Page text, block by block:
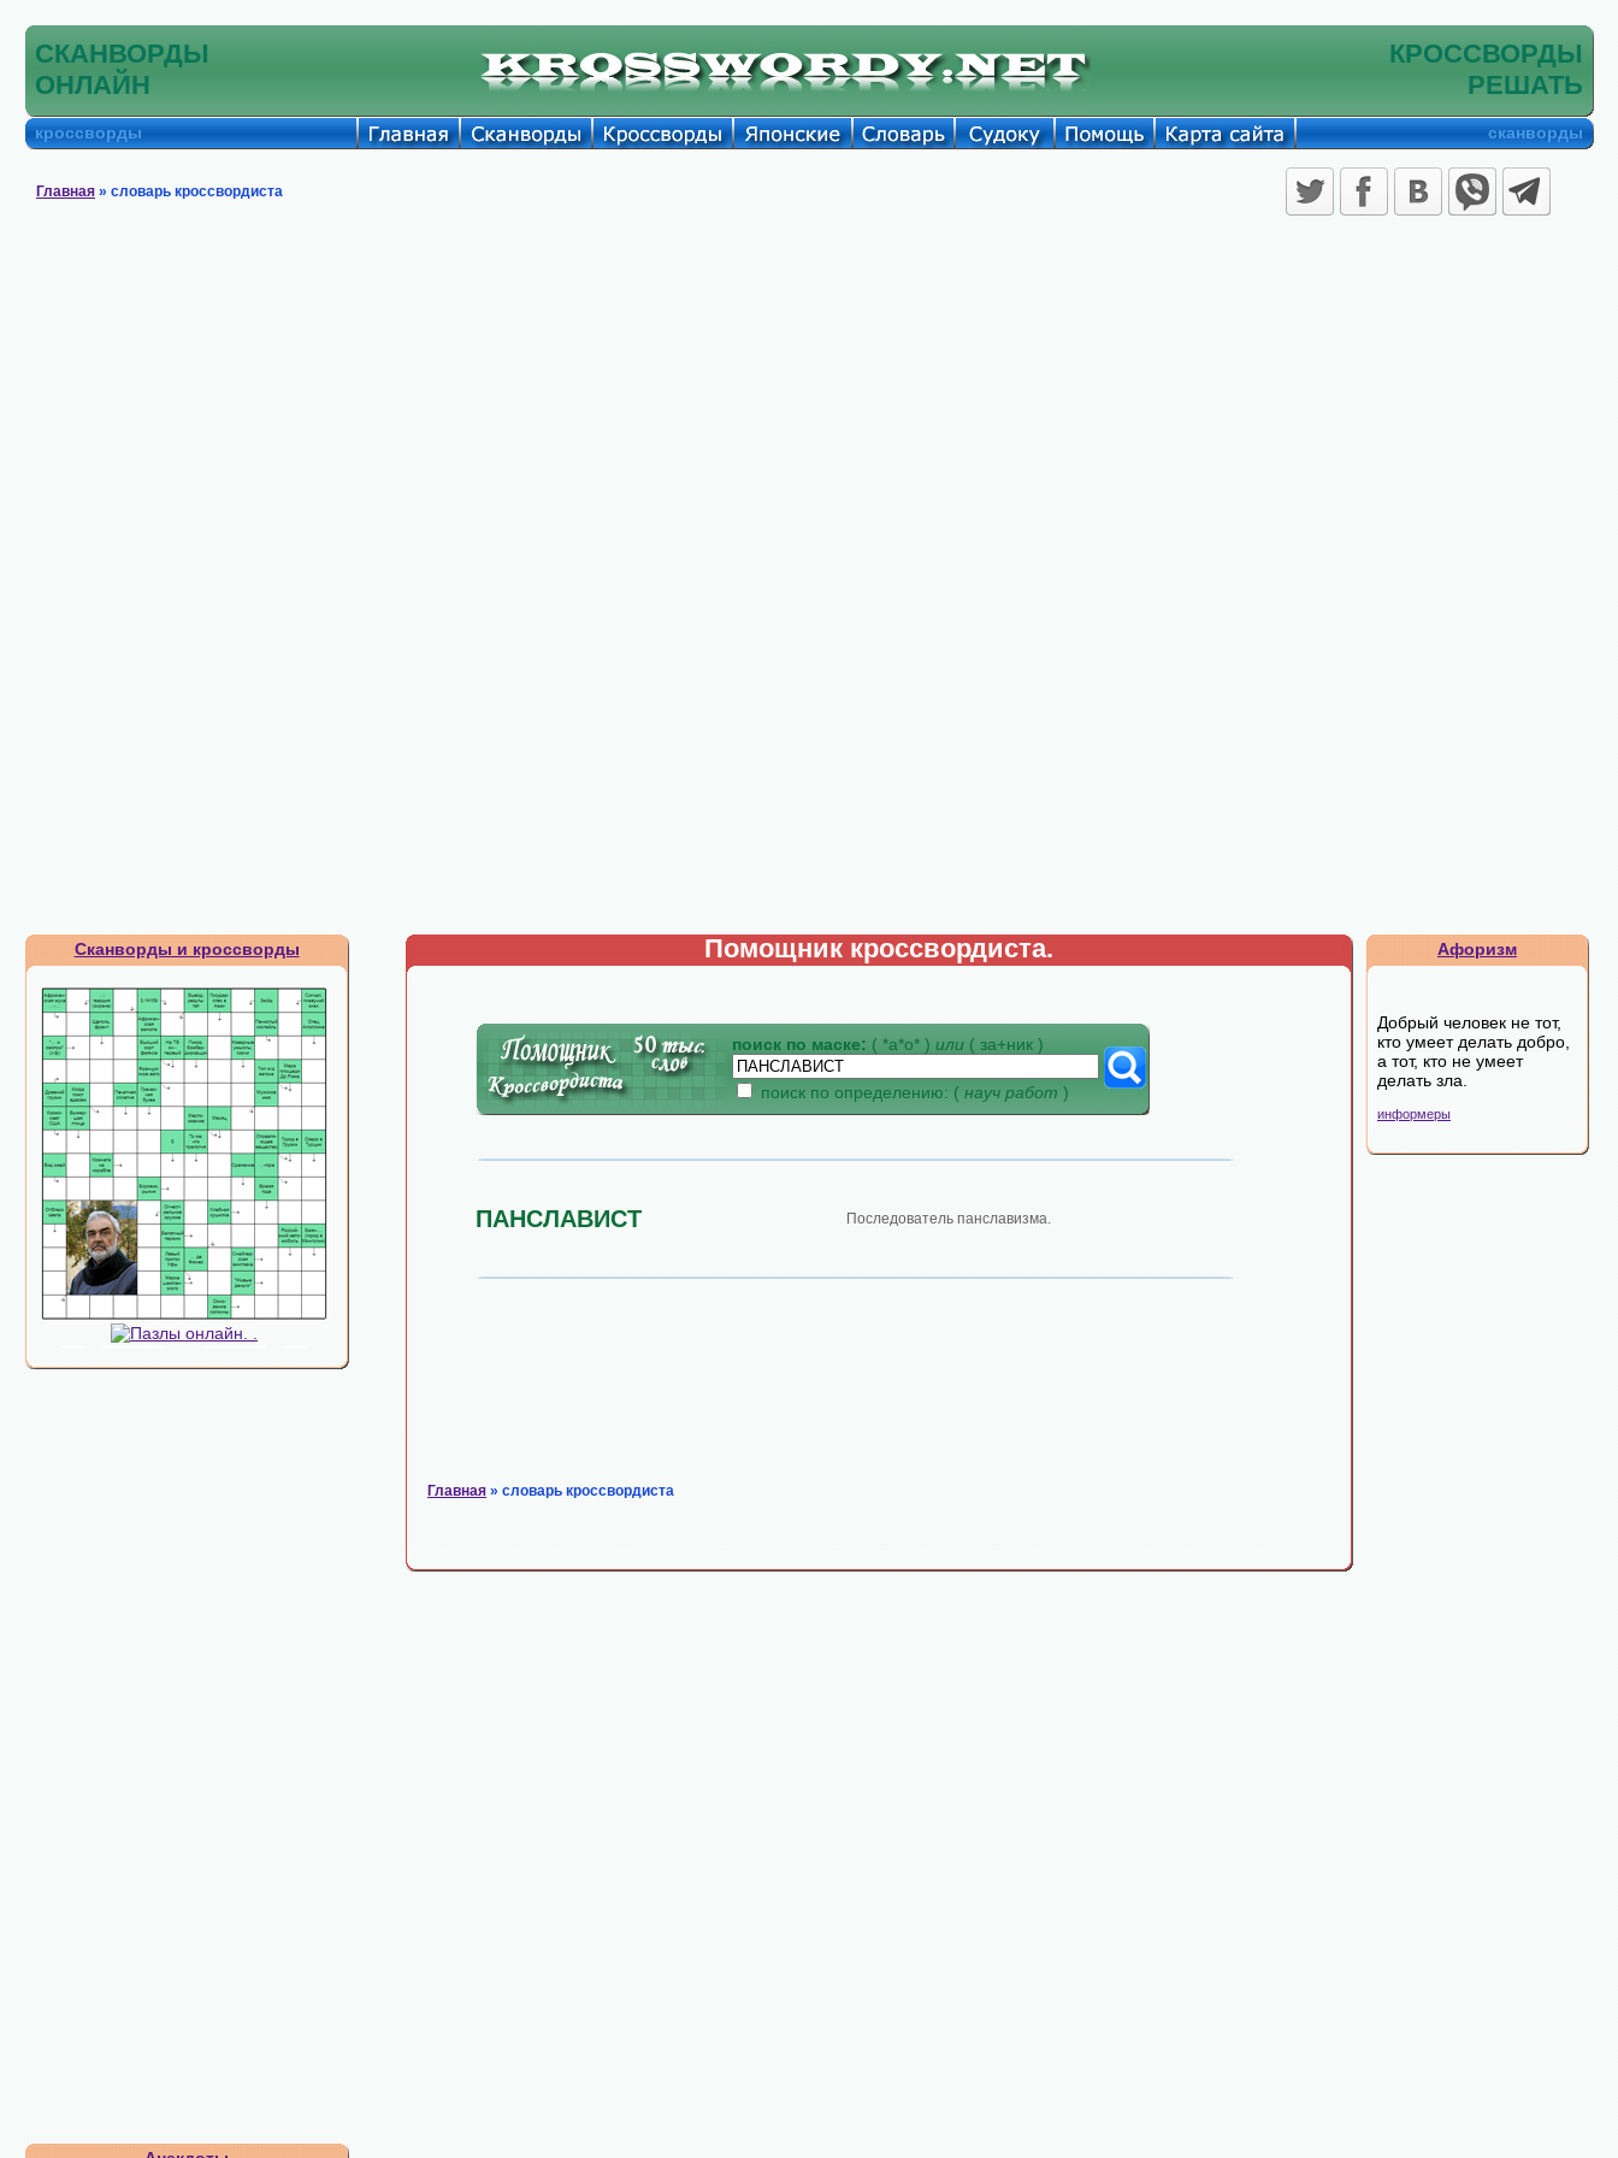
СКАНВОРДЫ
ОНЛАЙН
КРОССВОРДЫ
РЕШАТЬ
кроссворды сканворды
Главная » словарь кроссвордиста
Сканворды и кроссворды Помощник кроссвордиста.
поиск по маске: ( *а*о* ) или ( за+ник )
поиск по определению: ( науч работ )
ПАНСЛАВИСТ Последователь панславизма.
Главная » словарь кроссвордиста
Афоризм
Добрый человек не тот,
кто умеет делать добро,
а тот, кто не умеет
делать зла.
информеры